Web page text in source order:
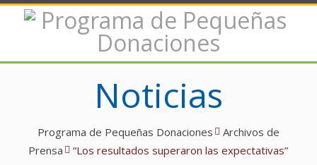
Noticias
Programa de Pequeñas Donaciones
Archivos de
Prensa
“Los resultados superaron las expectativas”